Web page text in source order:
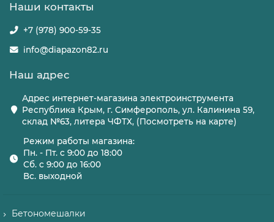
Наши контакты
+7 (978) 900-59-35
info@diapazon82.ru
Наш адрес
Адрес интернет-магазина электроинструмента
Республика Крым, г. Симферополь, ул. Калинина 59,
склад №63, литера ЧФТХ, (Посмотреть на карте)
Режим работы магазина:
Пн. - Пт. с 9:00 до 18:00
Сб. с 9:00 до 16:00
Вс. выходной
Бетономешалки